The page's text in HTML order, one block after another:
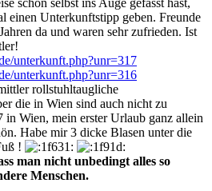
schon selbst ins Auge gefasst hast,
einen Unterkunftstipp geben. Freunde
da und waren sehr zufrieden. Ist
unterkunft.php?unr=317
unterkunft.php?unr=316
rollstuhltaugliche
die in Wien sind auch nicht zu
in Wien, mein erster Urlaub ganz allein
Habe mir 3 dicke Blasen unter die
!
man nicht unbedingt alles so
Menschen.